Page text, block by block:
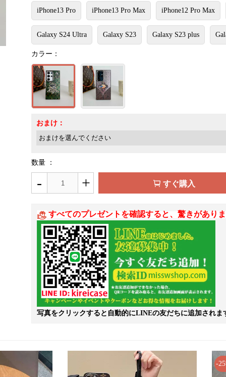
iPhone13 Pro iPhone13 Pro Max iPhone12 Pro Max
Galaxy S24 Ultra Galaxy S23 Galaxy S23 plus
カラー：
おまけ：
数量 ：
- + すぐ購入
すべてのプレゼントを確認すると、驚きがあり
写真をクリックすると自動的にLINEの友だちに追加されま
-